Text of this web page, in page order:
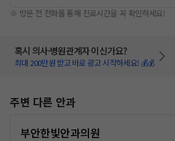
※ 방문 전 전화를 통해 진료시간을 꼭 확인하세요!
혹시 의사·병원관계자 이신가요?
최대 200만원 받고 바로 광고 시작하세요! 💰💰
주변 다른 안과
부안한빛안과의원